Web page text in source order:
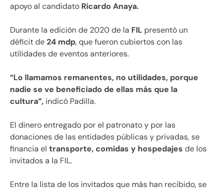
apoyo al candidato Ricardo Anaya.
Durante la edición de 2020 de la FIL presentó un
déficit de24 mdp, que fueron cubiertos con las
utilidades de eventos anteriores.
“Lo llamamos remanentes, no utilidades, porque
nadie se ve beneficiado de ellas más que la
cultura”, indicó Padilla.
El dinero entregado por el patronato y por las
donaciones de las entidades públicas y privadas, se
financia el transporte, comidas y hospedajes de los
invitados a la FIL.
Entre la lista de los invitados que más han recibido, se